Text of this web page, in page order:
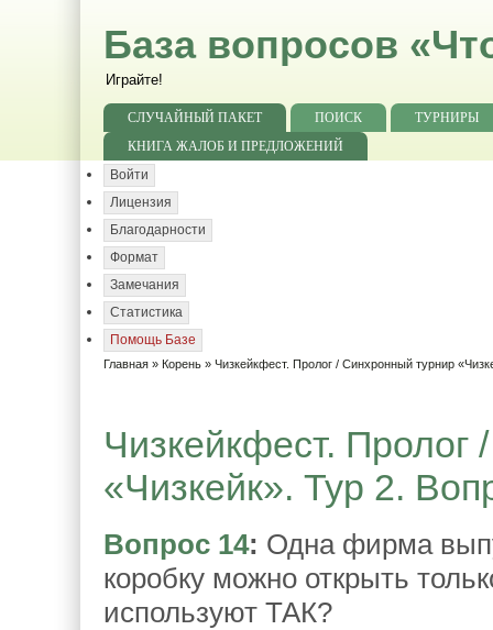
База вопросов
Играйте!
СЛУЧАЙНЫЙ ПАКЕТ ПОИСК
ТУРНИРЫ
КНИГА ЖАЛОБ И ПРЕДЛОЖЕНИЙ
Войти
Лицензия
Благодарности
Формат
Замечания
Статистика
Помощь Базе
Главная » Корень » Чизкейкфест. Пролог / Синхронный турнир
Чизкейкфест.
«Чизкейк». Тур 2.
Вопрос 14: Одна фирма
коробку можно открыть
используют ТАК?